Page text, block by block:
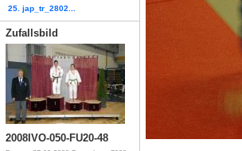
25. jap_tr_2802...
Zufallsbild
2008IVO-050-FU20-48